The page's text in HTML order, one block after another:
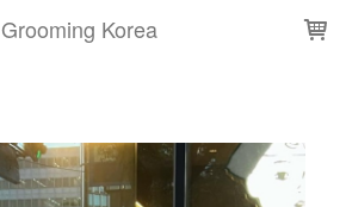
Grooming Korea